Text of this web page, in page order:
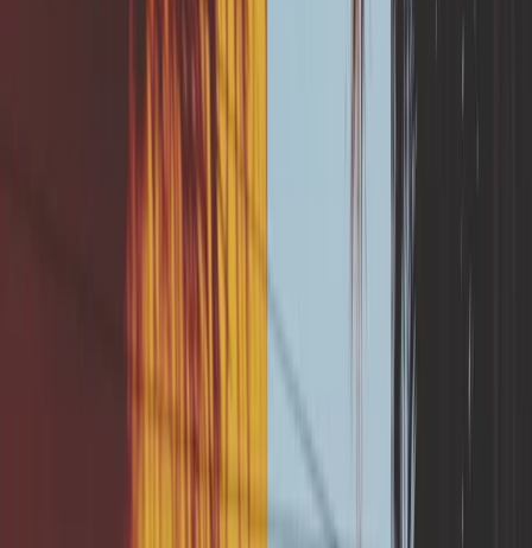
si la perméabilité locale du sol, à la
parcelle, est bien déterminée et si le
dispositif d’infiltration est suffisamment
éloigné des fondations de la maison.
Cette solution est subventionnable par le
fonds de prévention jusqu’à 80%.
Vous voulez protéger votre
Lancez-vous !